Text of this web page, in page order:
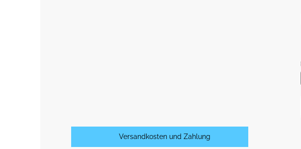
Versandkosten und Zahlung